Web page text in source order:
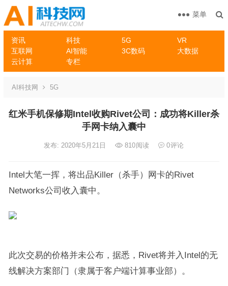
资讯 科技 5G
VR
互联网
AI智能 3C数码
大数据
云计算
专栏
菜单
AI科技网 5G
红米手机保修期Intel收购Rivet公司：成功将Killer杀
手网卡纳入囊中
发布: 2020年5月21日 810阅读 0评论
Intel大笔一挥，将出品Killer（杀手）网卡的Rivet
Networks公司收入囊中。
此次交易的价格并未公布，据悉，Rivet将并入Intel的无
线解决方案部门（隶属于客户端计算事业部）。